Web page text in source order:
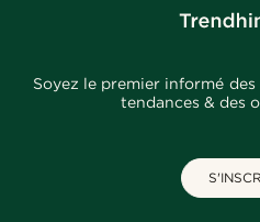
Soyez le premier informé
tendances & des